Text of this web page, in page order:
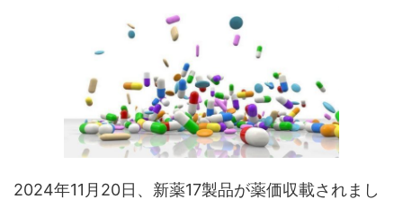
2024年11月20日、新薬17製品が薬価収載されまし